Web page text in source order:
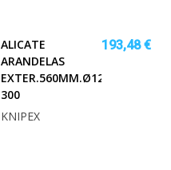
ALICATE
ARANDELAS
EXTER.560MM.Ø122-
300
193,48 €
KNIPEX